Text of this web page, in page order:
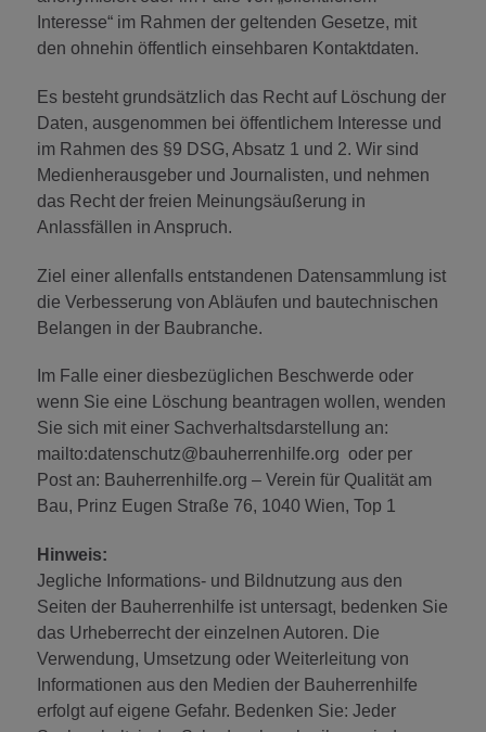
Interesse“ im Rahmen der geltenden Gesetze, mit
den ohnehin öffentlich einsehbaren Kontaktdaten.
Es besteht grundsätzlich das Recht auf Löschung der
Daten, ausgenommen bei öffentlichem Interesse und
im Rahmen des §9 DSG, Absatz 1 und 2. Wir sind
Medienherausgeber und Journalisten, und nehmen
das Recht der freien Meinungsäußerung in
Anlassfällen in Anspruch.
Ziel einer allenfalls entstandenen Datensammlung ist
die Verbesserung von Abläufen und bautechnischen
Belangen in der Baubranche.
Im Falle einer diesbezüglichen Beschwerde oder
wenn Sie eine Löschung beantragen wollen, wenden
Sie sich mit einer Sachverhaltsdarstellung an:
mailto:datenschutz@bauherrenhilfe.org oder per
Post an: Bauherrenhilfe.org – Verein für Qualität am
Bau, Prinz Eugen Straße 76, 1040 Wien, Top 1
Hinweis:
Jegliche Informations- und Bildnutzung aus den
Seiten der Bauherrenhilfe ist untersagt, bedenken Sie
das Urheberrecht der einzelnen Autoren. Die
Verwendung, Umsetzung oder Weiterleitung von
Informationen aus den Medien der Bauherrenhilfe
erfolgt auf eigene Gefahr. Bedenken Sie: Jeder